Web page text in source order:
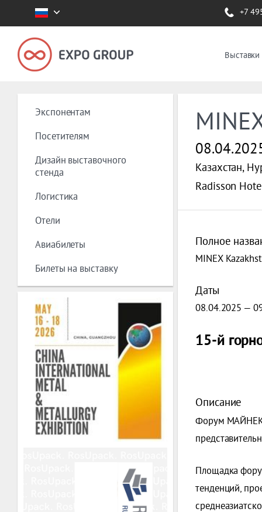
+7
Экспонентам
Посетителям
Дизайн выставочного
стенда
Логистика
Отели
Авиабилеты
Билеты на выставку
Казахстан,
Radisson
Полное
MINEX
Даты
08.04.2025 —
15-й
Описание
Форум МАЙНЕКС
Площадка
тенденций,